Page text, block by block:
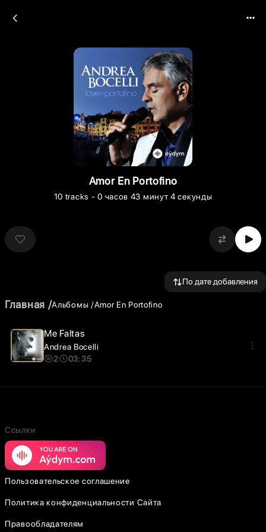
Amor En Portofino
10 tracks - 0 часов 43 минут 4 секунды
По дате добавления
Главная Альбомы Amor En Portofino
Me Faltas
Andrea Bocelli
2
03:35
Ссылки
Пользовательское соглашение
Политика конфиденциальности Сайта
Правообладателям